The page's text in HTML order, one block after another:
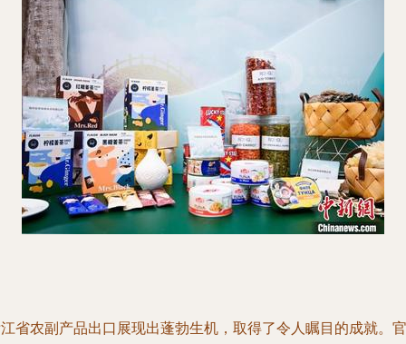
省农副产品出口展现出蓬勃生机，取得了令人瞩目的成就。官